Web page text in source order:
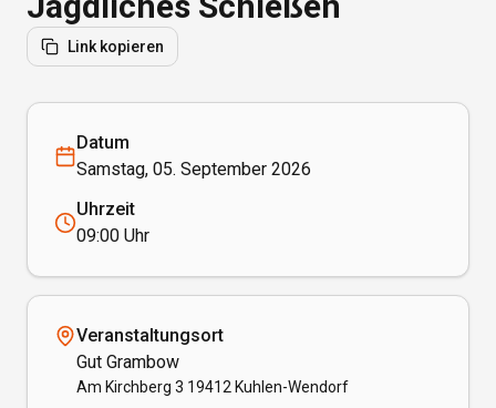
Link kopieren
Datum
Samstag, 05. September 2026
Uhrzeit
09:00 Uhr
Veranstaltungsort
Gut Grambow
Am Kirchberg 3 19412 Kuhlen-Wendorf